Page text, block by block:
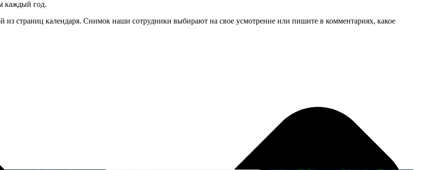
каждый год.
страниц календаря. Снимок наши сотрудники выбирают на свое усмотрение или пишите в комментариях, какое